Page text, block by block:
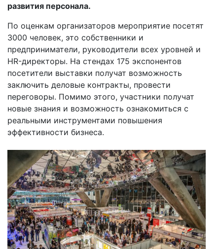
развития персонала.
По оценкам организаторов мероприятие посетят
3000 человек, это собственники и
предприниматели, руководители всех уровней и
HR-директоры. На стендах 175 экспонентов
посетители выставки получат возможность
заключить деловые контракты, провести
переговоры. Помимо этого, участники получат
новые знания и возможность ознакомиться с
реальными инструментами повышения
эффективности бизнеса.